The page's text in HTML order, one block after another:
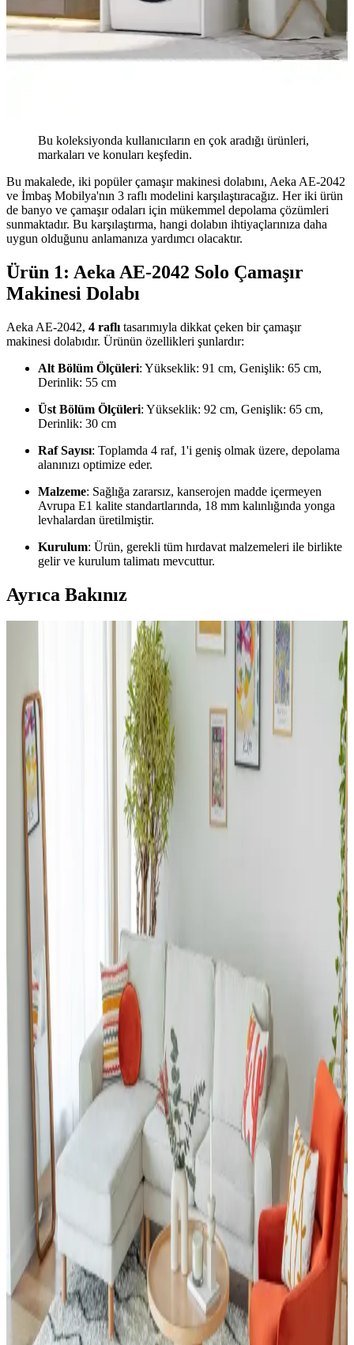
Bu koleksiyonda kullanıcıların en çok aradığı ürünleri,
markaları ve konuları keşfedin.
Bu makalede, iki popüler çamaşır makinesi dolabını, Aeka AE-2042
ve İmbaş Mobilya'nın 3 raflı modelini karşılaştıracağız. Her iki ürün
de banyo ve çamaşır odaları için mükemmel depolama çözümleri
sunmaktadır. Bu karşılaştırma, hangi dolabın ihtiyaçlarınıza daha
uygun olduğunu anlamanıza yardımcı olacaktır.
Ürün 1: Aeka AE-2042 Solo Çamaşır
Makinesi Dolabı
Aeka AE-2042, 4 raflı tasarımıyla dikkat çeken bir çamaşır
makinesi dolabıdır. Ürünün özellikleri şunlardır:
Alt Bölüm Ölçüleri: Yükseklik: 91 cm, Genişlik: 65 cm,
Derinlik: 55 cm
Üst Bölüm Ölçüleri: Yükseklik: 92 cm, Genişlik: 65 cm,
Derinlik: 30 cm
Raf Sayısı: Toplamda 4 raf, 1'i geniş olmak üzere, depolama
alanınızı optimize eder.
Malzeme: Sağlığa zararsız, kanserojen madde içermeyen
Avrupa E1 kalite standartlarında, 18 mm kalınlığında yonga
levhalardan üretilmiştir.
Kurulum: Ürün, gerekli tüm hırdavat malzemeleri ile birlikte
gelir ve kurulum talimatı mevcuttur.
Ayrıca Bakınız
Dergi ve Gazete Tutucularının Fonksiyonları ve
Alternatif Kullanım Alanları Hakkında Detaylı
Dergi ve gazete tutucuları, basılı medyanın yanı sıra battaniye,
ayakkabı ve banyo malzemeleri gibi farklı eşyaların
düzenlenmesinde fonksiyonel çözümler sunar. Malzeme ve boyut
çeşitliliği kullanım alanlarını genişletir.
Ev Dekorasyonunda Halı Seçimi: Renk Dengesi ve
Uyum Prensipleriyle Mekan Tasarımı
Ev dekorasyonunda halı seçimi, renk dengesi ve desen uyumu ile
mekanın atmosferini belirler. 60/30/10 prensibi ve mobilyalarla
uyum, yaşam alanına sıcaklık ve kişilik katar.
Salon Duvar Düzenlemesinde Raf Kullanımı ve
Estetik Dengenin Sağlanması
Salon duvarlarında rafların simetrik yerleşimi, aksesuar seçimi ve
mobilya düzeni mekânın estetik ve fonksiyonel dengesini sağlar.
Doğru duvar rengi ve sanat eserleriyle ferah bir atmosfer oluşturulur.
Giriş Holü Dekorasyonunda Estetik ve
Fonksiyonellik: Sahil Evi İçin Pratik Çözümler
Giriş holü dekorasyonunda duvar kağıdı seçimi, mobilya düzeni ve
zemin malzemeleri estetik ve fonksiyonelliği dengeler. Sahil
evlerinde kum ve neme karşı pratik çözümler önemlidir.
ABD'de USM Haller Modüler Mobilya Sistemlerine
Uyumlu Alternatifler ve Üretim Değerlendirmesi
USM Haller modüler mobilyalarının yüksek fiyatları, ABD'de yerel
marangozlar ve yapı marketlerinden temin edilen uyumlu parçalarla
ekonomik ve esnek alternatifler oluşturulmasına yol açıyor. Üretim
maliyetleri ve kullanıcı deneyimleri değerlendiriliyor.
Yeşil Kanepe Dekorasyonunda Renk Uyumu ve
Mobilya Düzeniyle Mekan Estetiği
Yeşil kanepe, odanın renk paleti ve mobilya düzeniyle uyum
sağladığında dekorasyonda öne çıkar. Renk bütünlüğü ve mobilya
yerleşimi, mekanın estetiğini ve ferahlığını artırır.
Küçük Toalet Odası Yenileme: Fonksiyonel ve